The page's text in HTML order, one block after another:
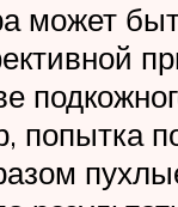
может
попытка